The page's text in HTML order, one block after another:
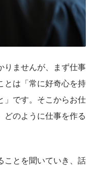
りませんが、まず仕事
とは「常に好奇心を持
」です。そこからお仕
どのように仕事を作る
ことを聞いていき、話